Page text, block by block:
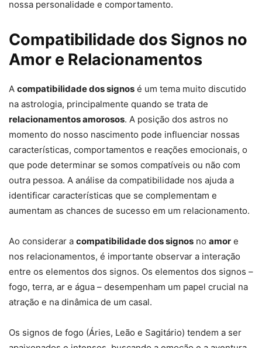
nossa personalidade e comportamento.
Compatibilidade dos Signos no
Amor e Relacionamentos
A compatibilidade dos signos é um tema muito discutido
na astrologia, principalmente quando se trata de
relacionamentos amorosos. A posição dos astros no
momento do nosso nascimento pode influenciar nossas
características, comportamentos e reações emocionais, o
que pode determinar se somos compatíveis ou não com
outra pessoa. A análise da compatibilidade nos ajuda a
identificar características que se complementam e
aumentam as chances de sucesso em um relacionamento.
Ao considerar a compatibilidade dos signos no amor e
nos relacionamentos, é importante observar a interação
entre os elementos dos signos. Os elementos dos signos –
fogo, terra, ar e água – desempenham um papel crucial na
atração e na dinâmica de um casal.
Os signos de fogo (Áries, Leão e Sagitário) tendem a ser